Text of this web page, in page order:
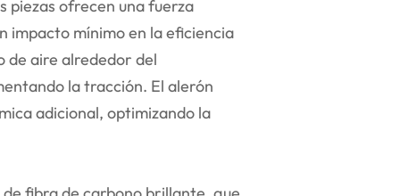
piezas ofrecen una fuerza
impacto mínimo en la eficiencia
de aire alrededor del
la tracción. El alerón
adicional, optimizando la